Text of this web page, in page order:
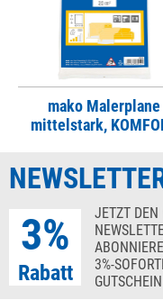
mako Malerplane
mittelstark,
3%
Rabatt
JETZT DEN
3%-